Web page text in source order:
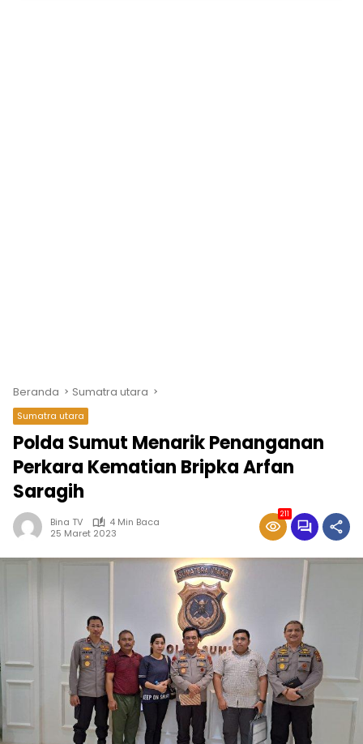
Beranda Sumatra utara
Sumatra utara
Polda Sumut Menarik Penanganan
Perkara Kematian Bripka Arfan
Saragih
Bina TV
4 Min Baca
25 Maret 2023
211